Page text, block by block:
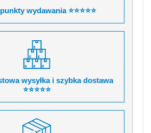
wydawania ⭐⭐⭐⭐⭐
wysyłka i szybka dostawa
⭐⭐⭐⭐⭐